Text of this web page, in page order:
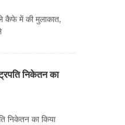
कैफे में की मुलाकात,
निकेतन का
निकेतन का किया